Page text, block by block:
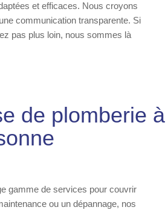
et efficaces. Nous croyons
communication transparente. Si
pas plus loin, nous sommes là
de plomberie à
gamme de services pour couvrir
ou un dépannage, nos